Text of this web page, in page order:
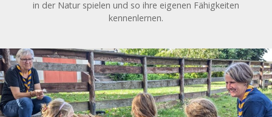
in der Natur spielen und so ihre eigenen Fähigkeiten
kennenlernen.